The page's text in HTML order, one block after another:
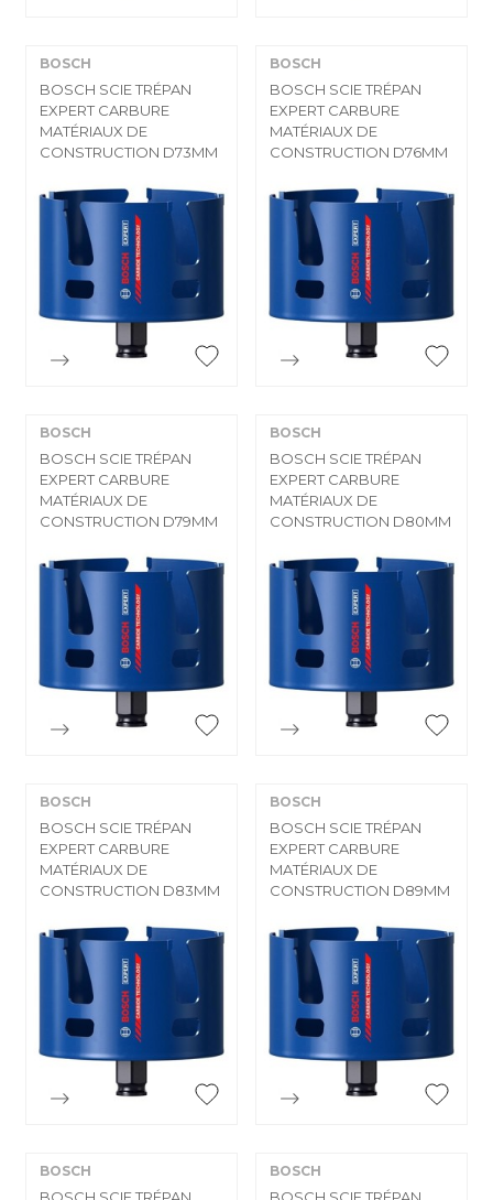
BOSCH
BOSCH SCIE TRÉPAN
EXPERT CARBURE
MATÉRIAUX DE
CONSTRUCTION D73MM
BOSCH
BOSCH SCIE TRÉPAN
EXPERT CARBURE
MATÉRIAUX DE
CONSTRUCTION D76MM
BOSCH
BOSCH SCIE TRÉPAN
EXPERT CARBURE
MATÉRIAUX DE
CONSTRUCTION D79MM
BOSCH
BOSCH SCIE TRÉPAN
EXPERT CARBURE
MATÉRIAUX DE
CONSTRUCTION D80MM
BOSCH
BOSCH SCIE TRÉPAN
EXPERT CARBURE
MATÉRIAUX DE
CONSTRUCTION D83MM
BOSCH
BOSCH SCIE TRÉPAN
EXPERT CARBURE
MATÉRIAUX DE
CONSTRUCTION D89MM
BOSCH BOSCH